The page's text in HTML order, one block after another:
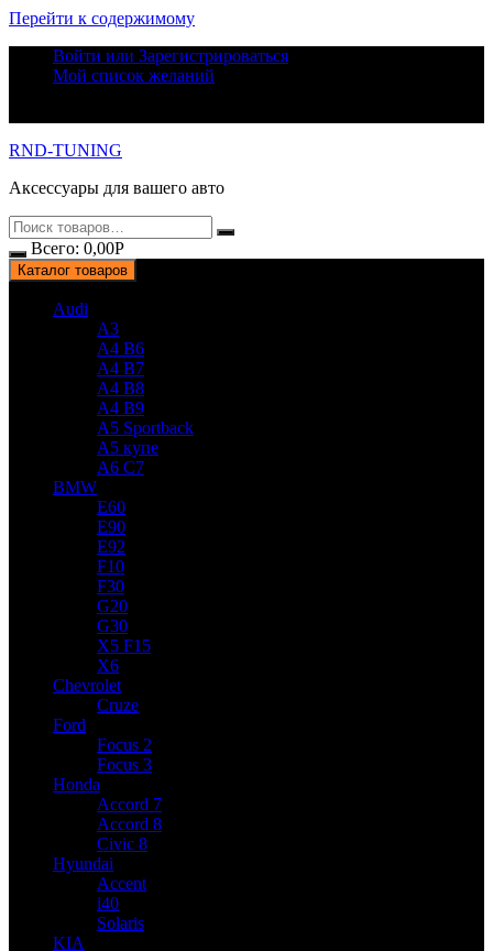
Перейти к содержимому
Войти или Зарегистрироваться
Мой список желаний
RND-TUNING
Аксессуары для вашего авто
Всего: 0,00Р
Каталог товаров
Audi
A3
A4 B6
A4 B7
A4 B8
A4 B9
A5 Sportback
A5 купе
A6 C7
BMW
E60
E90
E92
F10
F30
G20
G30
X5 F15
X6
Chevrolet
Cruze
Ford
Focus 2
Focus 3
Honda
Accord 7
Accord 8
Civic 8
Hyundai
Accent
i40
Solaris
KIA